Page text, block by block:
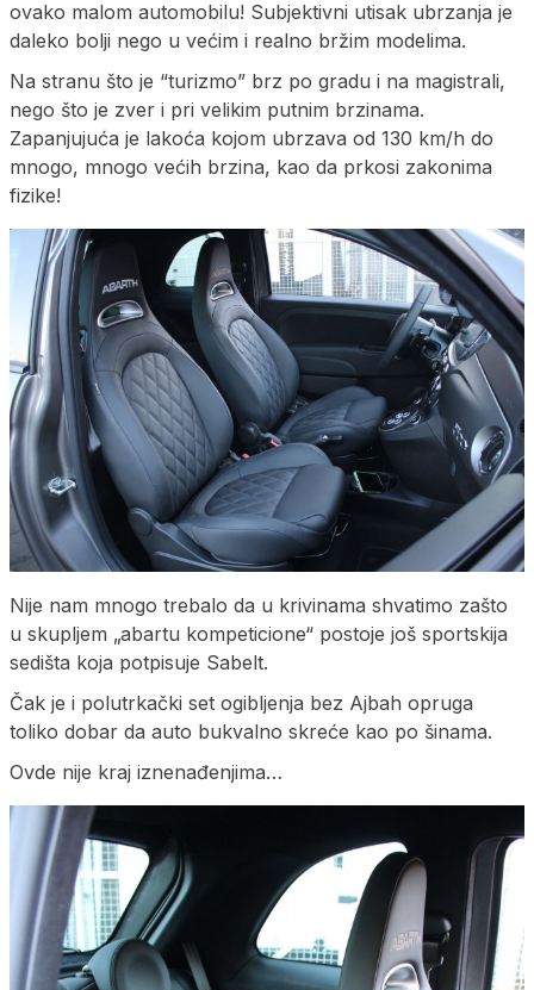
ovako malom automobilu! Subjektivni utisak ubrzanja je
daleko bolji nego u većim i realno bržim modelima.
Na stranu što je “turizmo” brz po gradu i na magistrali,
nego što je zver i pri velikim putnim brzinama.
Zapanjujuća je lakoća kojom ubrzava od 130 km/h do
mnogo, mnogo većih brzina, kao da prkosi zakonima
fizike!
Nije nam mnogo trebalo da u krivinama shvatimo zašto
u skupljem „abartu kompeticione“ postoje još sportskija
sedišta koja potpisuje Sabelt.
Čak je i polutrkački set ogibljenja bez Ajbah opruga
toliko dobar da auto bukvalno skreće kao po šinama.
Ovde nije kraj iznenađenjima…